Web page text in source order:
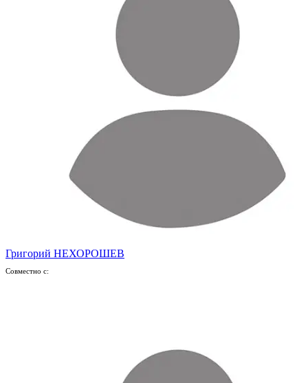
Григорий НЕХОРОШЕВ
Совместно с: